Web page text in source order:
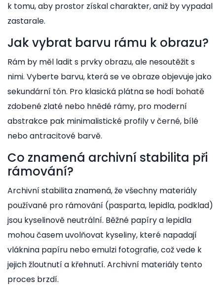
k tomu, aby prostor získal charakter, aniž by vypadal
zastarale.
Jak vybrat barvu rámu k obrazu?
Rám by měl ladit s prvky obrazu, ale nesoutěžit s
nimi. Vyberte barvu, která se ve obraze objevuje jako
sekundární tón. Pro klasická plátna se hodí bohatě
zdobené zlaté nebo hnědé rámy, pro moderní
abstrakce pak minimalistické profily v černé, bílé
nebo antracitové barvě.
Co znamená archivní stabilita při
rámování?
Archivní stabilita znamená, že všechny materiály
používané pro rámování (pasparta, lepidla, podklad)
jsou kyselinově neutrální. Běžné papíry a lepidla
mohou časem uvolňovat kyseliny, které napadají
vláknina papíru nebo emulzi fotografie, což vede k
jejich žloutnutí a křehnutí. Archivní materiály tento
proces brzdí.